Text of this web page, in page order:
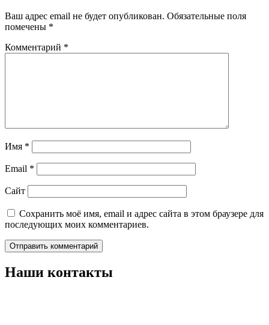
Ваш адрес email не будет опубликован. Обязательные поля
помечены *
Комментарий *
Имя *
Email *
Сайт
Сохранить моё имя, email и адрес сайта в этом браузере для
последующих моих комментариев.
Наши контакты